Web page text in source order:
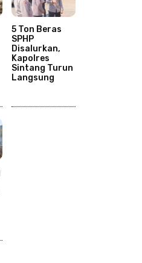
5 Ton Beras
SPHP
Disalurkan,
Kapolres
Sintang Turun
Langsung